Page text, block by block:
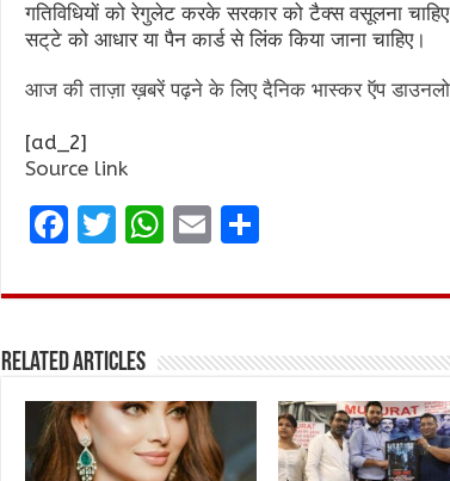
गतिविधियाें को रेगुलेट करके सरकार को टैक्स वसूलना
सट्‌टे को आधार या पैन कार्ड से लिंक किया जाना चाहिए।
आज की ताज़ा ख़बरें पढ़ने के लिए दैनिक भास्कर ऍप
[ad_2]
Source link
F
ce
o
o
k
T
it
r
W
at
A
p
p
E
ai
S
ar
Related Articles